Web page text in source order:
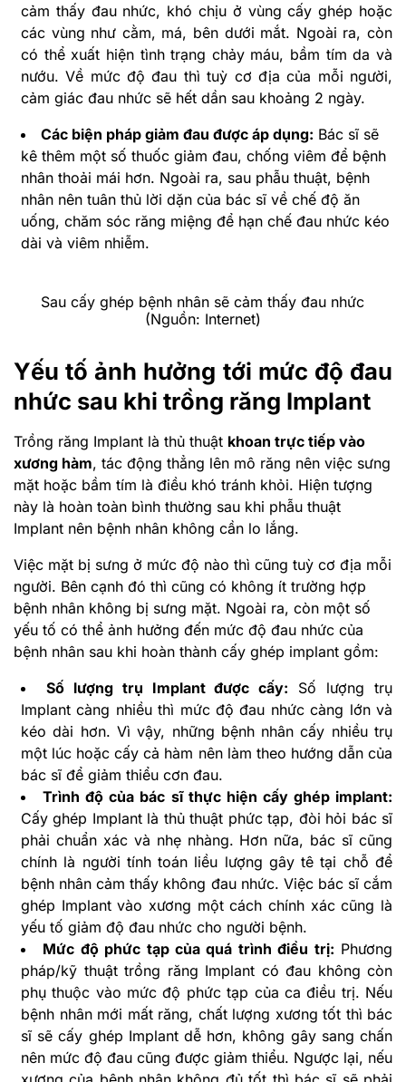
cảm thấy đau nhức, khó chịu ở vùng cấy ghép hoặc
các vùng như cằm, má, bên dưới mắt. Ngoài ra, còn
có thể xuất hiện tình trạng chảy máu, bầm tím da và
nướu. Về mức độ đau thì tuỳ cơ địa của mỗi người,
cảm giác đau nhức sẽ hết dần sau khoảng 2 ngày.
Các biện pháp giảm đau được áp dụng: Bác sĩ sẽ
kê thêm một số thuốc giảm đau, chống viêm để bệnh
nhân thoải mái hơn. Ngoài ra, sau phẫu thuật, bệnh
nhân nên tuân thủ lời dặn của bác sĩ về chế độ ăn
uống, chăm sóc răng miệng để hạn chế đau nhức kéo
dài và viêm nhiễm.
Sau cấy ghép bệnh nhân sẽ cảm thấy đau nhức
(Nguồn: Internet)
Yếu tố ảnh hưởng tới mức độ đau
nhức sau khi trồng răng Implant
Trồng răng Implant là thủ thuật khoan trực tiếp vào
xương hàm, tác động thẳng lên mô răng nên việc sưng
mặt hoặc bầm tím là điều khó tránh khỏi. Hiện tượng
này là hoàn toàn bình thường sau khi phẫu thuật
Implant nên bệnh nhân không cần lo lắng.
Việc mặt bị sưng ở mức độ nào thì cũng tuỳ cơ địa mỗi
người. Bên cạnh đó thì cũng có không ít trường hợp
bệnh nhân không bị sưng mặt. Ngoài ra, còn một số
yếu tố có thể ảnh hưởng đến mức độ đau nhức của
bệnh nhân sau khi hoàn thành cấy ghép implant gồm:
Số lượng trụ Implant được cấy: Số lượng trụ
Implant càng nhiều thì mức độ đau nhức càng lớn và
kéo dài hơn. Vì vậy, những bệnh nhân cấy nhiều trụ
một lúc hoặc cấy cả hàm nên làm theo hướng dẫn của
bác sĩ để giảm thiểu cơn đau.
Trình độ của bác sĩ thực hiện cấy ghép implant:
Cấy ghép Implant là thủ thuật phức tạp, đòi hỏi bác sĩ
phải chuẩn xác và nhẹ nhàng. Hơn nữa, bác sĩ cũng
chính là người tính toán liều lượng gây tê tại chỗ để
bệnh nhân cảm thấy không đau nhức. Việc bác sĩ cắm
ghép Implant vào xương một cách chính xác cũng là
yếu tố giảm độ đau nhức cho người bệnh.
Mức độ phức tạp của quá trình điều trị: Phương
pháp/kỹ thuật trồng răng Implant có đau không còn
phụ thuộc vào mức độ phức tạp của ca điều trị. Nếu
bệnh nhân mới mất răng, chất lượng xương tốt thì bác
sĩ sẽ cấy ghép Implant dễ hơn, không gây sang chấn
nên mức độ đau cũng được giảm thiểu. Ngược lại, nếu